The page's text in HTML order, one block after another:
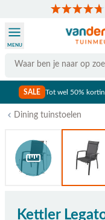
Search
MENU
SALE Tot wel 50%
Dining tuinstoelen
Kettler